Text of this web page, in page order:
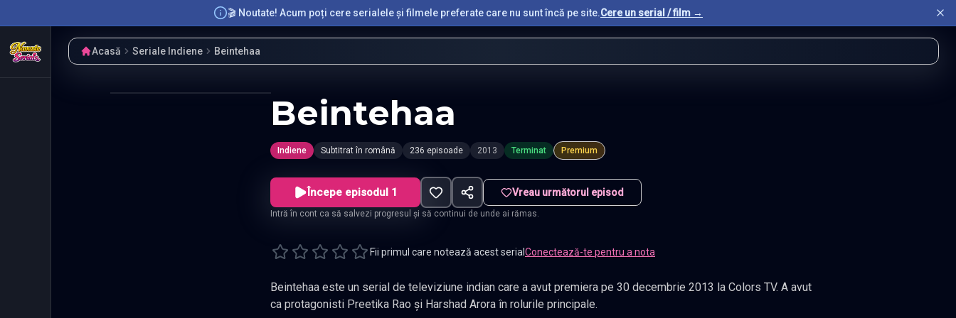
🎬 Noutate! Acum poți cere serialele și filmele preferate care nu sunt încă pe site.Cere un serial / film →
Acasă Seriale Indiene Beintehaa
Beintehaa
Indiene Subtitrat în română 236 episoade 2013 Terminat Premium
Începe episodul 1 Vreau următorul episod
Intră în cont ca să salvezi progresul și să continui de unde ai rămas.
Fii primul care notează acest serial Conectează-te pentru a nota
Beintehaa este un serial de televiziune indian care a avut premiera pe 30 decembrie 2013 la Colors TV. A avut
ca protagonisti Preetika Rao și Harshad Arora în rolurile principale.